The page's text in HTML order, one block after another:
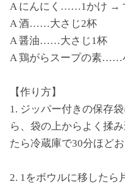
A にんにく……1かけ →
A 酒……大さじ2杯
A 醤油……大さじ1杯
A 鶏がらスープの素……
【作り方】
1. ジッパー付きの保存
ら、袋の上からよく揉
たら冷蔵庫で30分ほどお
2. 1をボウルに移したら